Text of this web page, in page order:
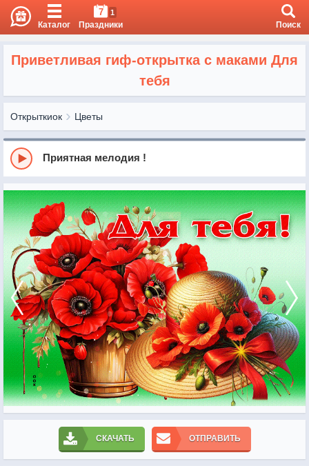
Каталог
7 1
Праздники Поиск
Приветливая гиф-открытка с маками Для
тебя
Открыткиок Цветы
Приятная мелодия !
СКАЧАТЬ ОТПРАВИТЬ